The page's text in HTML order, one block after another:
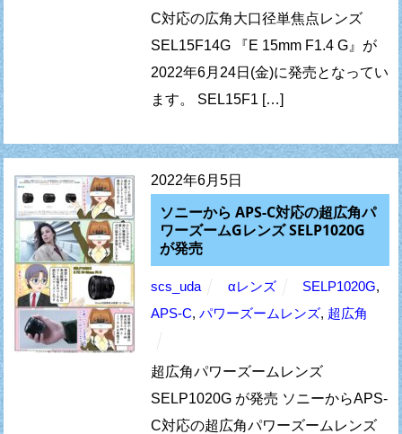
C対応の広角大口径単焦点レンズ
SEL15F14G 『E 15mm F1.4 G』が
2022年6月24日(金)に発売となってい
ます。 SEL15F1 […]
2022年6月5日
ソニーから APS-C対応の超広角パ
ワーズームGレンズ SELP1020G
が発売
scs_uda αレンズ SELP1020G,
APS-C,パワーズームレンズ, 超広角
超広角パワーズームレンズ
SELP1020G が発売 ソニーからAPS-
C対応の超広角パワーズームレンズ